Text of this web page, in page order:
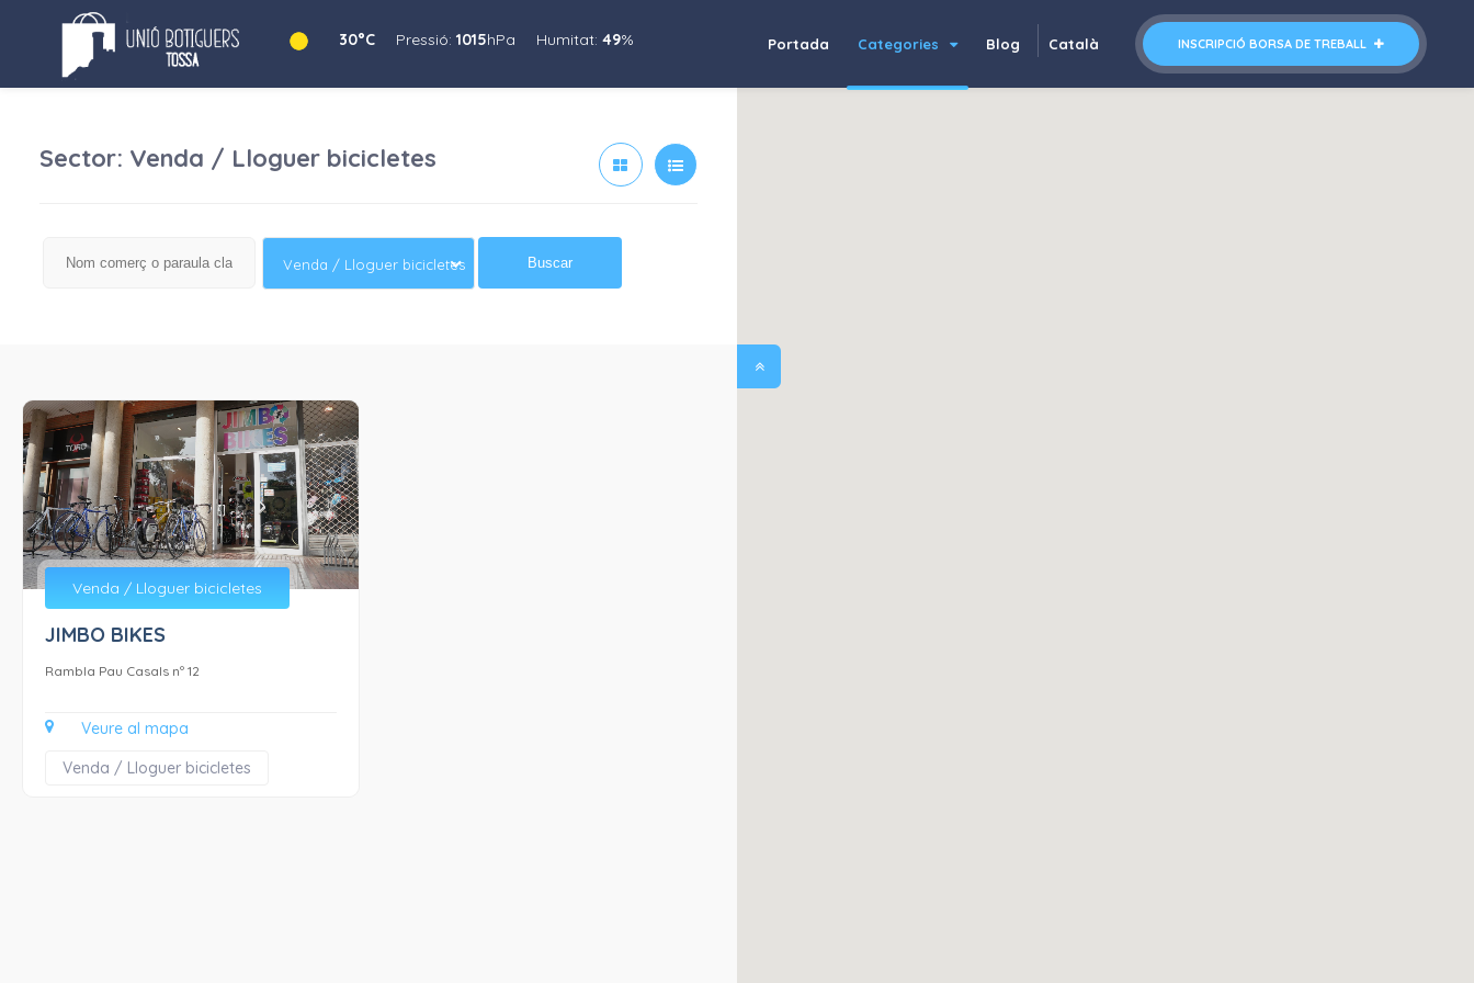
30°C Pressió: 1015hPa Humitat: 49% INSCRIPCIÓ BORSA DE TREBALL
Portada Categories Blog Català
Sector: Venda / Lloguer bicicletes
Venda / Lloguer bicicletes Buscar
Venda / Lloguer bicicletes
JIMBO BIKES
Rambla Pau Casals nº 12
Veure al mapa
Venda / Lloguer bicicletes